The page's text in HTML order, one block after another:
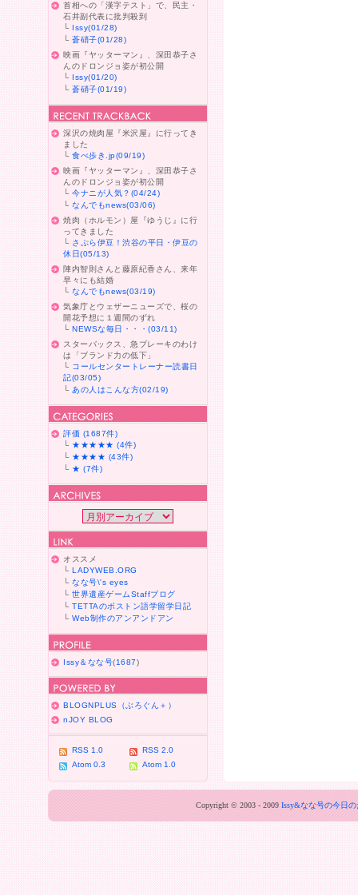
首相への「漢字テスト」で、民主・
石井副代表に批判殺到
└ Issy(01/28)
└蒼硝子(01/28)
映画『ヤッターマン』、深田恭子さ
んのドロンジョ姿が初公開
└ Issy(01/20)
└蒼硝子(01/19)
深沢の焼肉屋『米沢屋』に行ってき
ました
└食べ歩き.jp(09/19)
映画『ヤッターマン』、深田恭子さ
んのドロンジョ姿が初公開
└今ナニが人気？(04/24)
└なんでもnews(03/06)
焼肉（ホルモン）屋『ゆうじ』に行
ってきました
└ さぷら伊豆！渋谷の平日・伊豆の
休日(05/13)
陣内智則さんと藤原紀香さん、来年
早々にも結婚
└なんでもnews(03/19)
気象庁とウェザーニューズで、桜の
開花予想に１週間のずれ
└NEWSな毎日・・・(03/11)
スターバックス、急ブレーキのわけ
は「ブランド力の低下」
└ コールセンタートレーナー読書日
記(03/05)
└ あの人はこんな方(02/19)
評価 (1687件)
└ ★★★★★ (4件)
└ ★★★★ (43件)
└ ★ (7件)
オススメ
└LADYWEB.ORG
└なな号\'s eyes
└世界遺産ゲームStaffブログ
└TETTAのボストン語学留学日記
└Web制作のアンアンドアン
Issy＆なな号(1687)
BLOGNPLUS（ぶろぐん＋）
nJOY BLOG
RSS 1.0
RSS 2.0
Atom 0.3
Atom 1.0
Copyright © 2003 - 2009 Issy&なな号の今日